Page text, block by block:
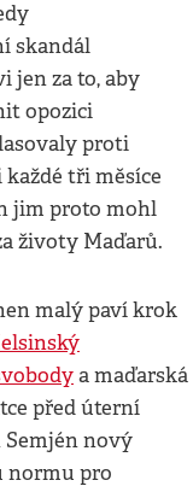
skandál
jen za to, aby
opozici
proti
tři měsíce
jim proto mohl
životy Maďarů.
malý paví krok
a maďarská
před úterní
nový
normu pro